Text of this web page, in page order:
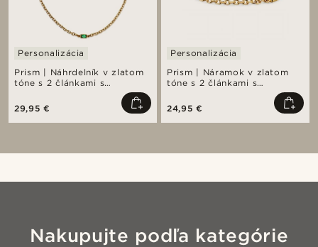
Prism | Náhrdelník v zlatom
tóne s 2 článkami s
kamienkami z krištáľového
skla v zelených farbách
Personalizácia
29,95 €
Prism | Náramok v zlatom
tóne s 2 článkami s
kamienkami z krištáľového
skla v zelených farbách
Personalizácia
24,95 €
Nakupujte podľa kategórie